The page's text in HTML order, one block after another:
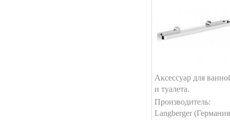
Аксессуар для
и туалета.
Производитель:
Langberger